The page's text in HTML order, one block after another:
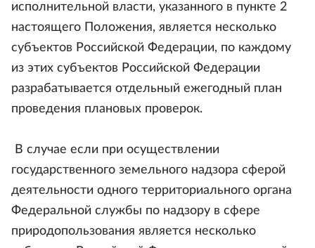
исполнительной власти, указанного в пункте 2
настоящего Положения, является несколько
субъектов Российской Федерации, по каждому
из этих субъектов Российской Федерации
разрабатывается отдельный ежегодный план
проведения плановых проверок.
В случае если при осуществлении
государственного земельного надзора сферой
деятельности одного территориального органа
Федеральной службы по надзору в сфере
природопользования является несколько